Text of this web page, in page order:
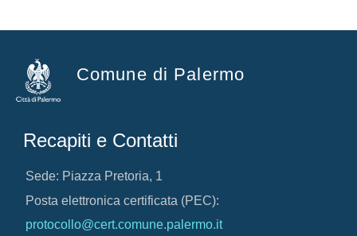
Comune di Palermo
Recapiti e Contatti
Sede: Piazza Pretoria, 1
Posta elettronica certificata (PEC):
protocollo@cert.comune.palermo.it